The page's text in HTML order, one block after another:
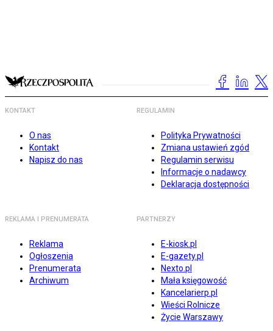
KONTAKT
O nas
Kontakt
Napisz do nas
REGULAMIN
Polityka Prywatności
Zmiana ustawień zgód
Regulamin serwisu
Informacje o nadawcy
Deklaracja dostępności
REKLAMA I PRENUMERATA
Reklama
Ogłoszenia
Prenumerata
Archiwum
PARTNERZY
E-kiosk.pl
E-gazety.pl
Nexto.pl
Mała księgowość
Kancelarierp.pl
Wieści Rolnicze
Życie Warszawy